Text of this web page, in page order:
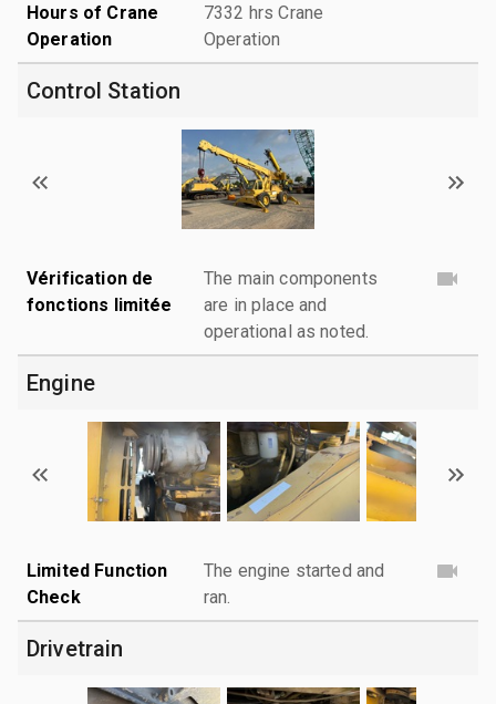
Hours of Crane
Operation
7332 hrs Crane
Operation
Control Station
Vérification de
fonctions limitée
The main components
are in place and
operational as noted.
Engine
Limited Function
Check
The engine started and
ran.
Drivetrain